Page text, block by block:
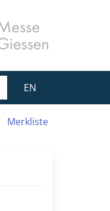
EN
Merkliste